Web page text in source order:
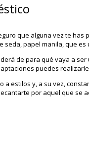
que alguna vez te has
papel manila, que
de para qué vaya a
puedes
estilos y, a su vez,
por aquel que se